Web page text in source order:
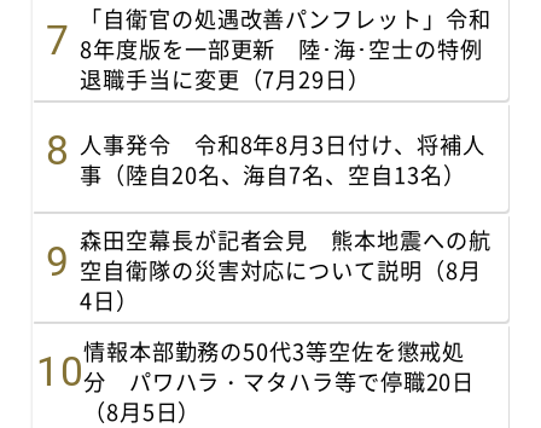
「自衛官の処遇改善パンフレット」令和
8年度版を一部更新 陸･海･空士の特例
退職手当に変更（7月29日）
人事発令 令和8年8月3日付け、将補人
事（陸自20名、海自7名、空自13名）
森田空幕長が記者会見 熊本地震への航
空自衛隊の災害対応について説明（8月
4日）
情報本部勤務の50代3等空佐を懲戒処
分 パワハラ・マタハラ等で停職20日
（8月5日）